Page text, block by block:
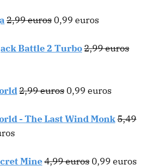
2,99 euros 0,99 euros
Battle 2 Turbo2,99 euros
2,99 euros 0,99 euros
- The Last Wind Monk5,49
Mine4,99 euros 0,99 euros